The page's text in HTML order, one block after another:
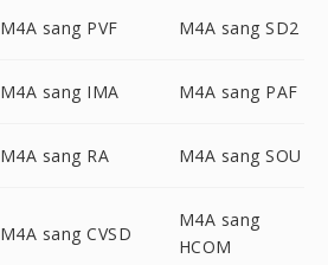
M4A sang PVF M4A sang SD2
M4A sang IMA M4A sang PAF
M4A sang RA M4A sang SOU
M4A sang CVSD
M4A sang
HCOM